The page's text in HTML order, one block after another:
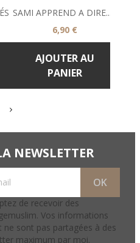
SAMI APPREND A DIRE......
Prix
6,90 €
AJOUTER AU
PANIER
NEWSLETTER
de recevoir des
Vos informations
sont pas partagées à des
maximum par moi.